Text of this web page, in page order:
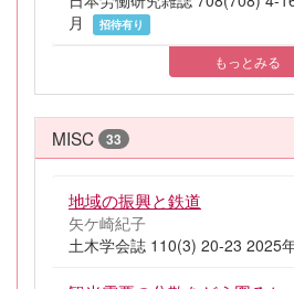
月
招待有り
もっとみる
MISC 33
地域の振興と鉄道
矢ケ崎紀子
土木学会誌 110(3) 20-23 2025